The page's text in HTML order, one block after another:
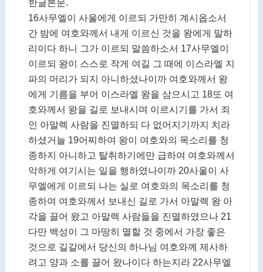
한글본문.
16사무엘이 사울에게 이르되 가만히 계시옵소서
간 밤에 여호와께서 내게 이르신 것을 왕에게 말하
리이다 하니 그가 이르되 말씀하소서 17사무엘이
이르되 왕이 스스로 작게 여길 그 때에 이스라엘 지
파의 머리가 되지 아니하셨나이까 여호와께서 왕
에게 기름을 부어 이스라엘 왕을 삼으시고 18또 여
호와께서 왕을 길로 보내시며 이르시기를 가서 죄
인 아말렉 사람을 진멸하되 다 없어지기까지 치라
하셨거늘 19어찌하여 왕이 여호와의 목소리를 청
종하지 아니하고 탈취하기에만 급하여 여호와께서
악하게 여기시는 일을 행하였나이까 20사울이 사
무엘에게 이르되 나는 실로 여호와의 목소리를 청
종하여 여호와께서 보내신 길로 가서 아말렉 왕 아
각을 끌어 왔고 아말렉 사람들을 진멸하였으나 21
다만 백성이 그 마땅히 멸할 것 중에서 가장 좋은
것으로 길갈에서 당신의 하나님 여호와께 제사하
려고 양과 소를 끌어 왔나이다 하는지라 22사무엘